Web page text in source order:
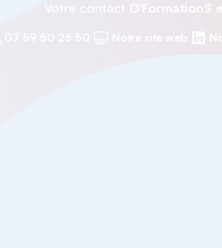
O'FormationS
Notre site web